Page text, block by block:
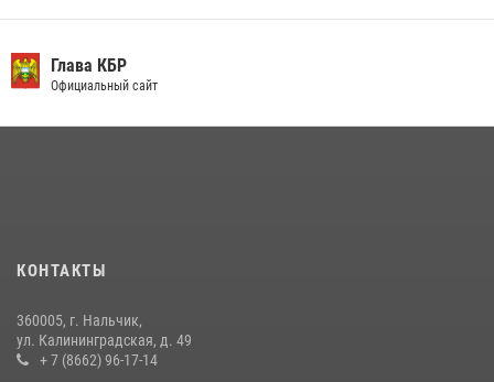
округе Росгвардии
09 июля 2026, 08:36
В Кабардино-Балкарии при силовой поддержке Росгвардии изъяты
оружие и наркотические средства
Глава КБР
Официальный сайт
КОНТАКТЫ
360005, г. Нальчик,
ул. Калининградская, д. 49
+ 7 (8662) 96-17-14